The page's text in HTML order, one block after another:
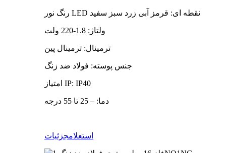
رنگ نور LED نقطه ای: قرمز آبی زرد سبز سفید
ولتاژ: 1.8-220 ولت
ترمینال: ترمینال پین
جنس پوسته: فولاد ضد زنگ
امتیاز IP: IP40
دما: – 25 تا 55 درجه
استعلامجزئیات